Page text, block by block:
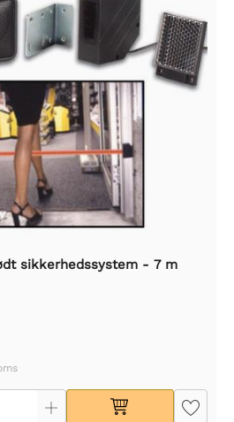
sikkerhedssystem - 7 m